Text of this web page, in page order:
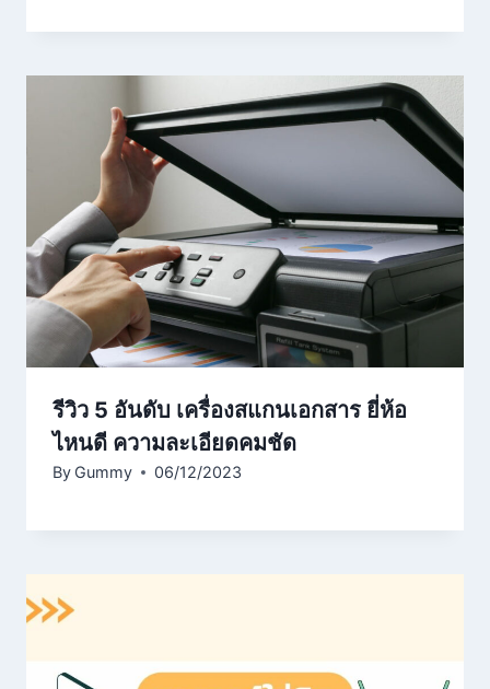
รีวิว 5 อันดับ เครื่องสแกนเอกสาร ยี่ห้อ
ไหนดี ความละเอียดคมชัด
By Gummy 06/12/2023